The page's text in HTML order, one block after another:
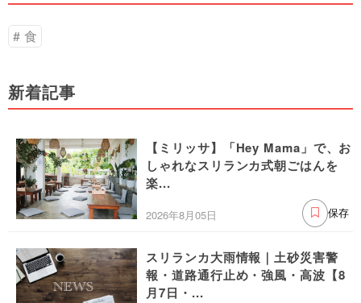
食
新着記事
【ミリッサ】「Hey Mama」で、お
しゃれなスリランカ式朝ごはんを
楽...
2026年8月05日 保存
スリランカ大雨情報｜土砂災害警
報・道路通行止め・強風・高波【8
月7日・...